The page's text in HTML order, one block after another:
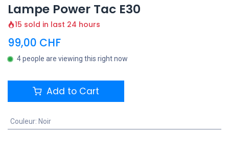
Lampe Power Tac E30
15 sold in last 24 hours
99,00 CHF
4 people are viewing this right now
Add to Cart
Couleur: Noir